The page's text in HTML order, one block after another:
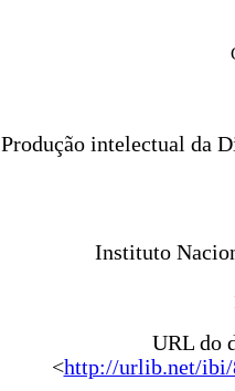
Produção intelectual da
Instituto
URL do
<http://urlib.net/ibi/